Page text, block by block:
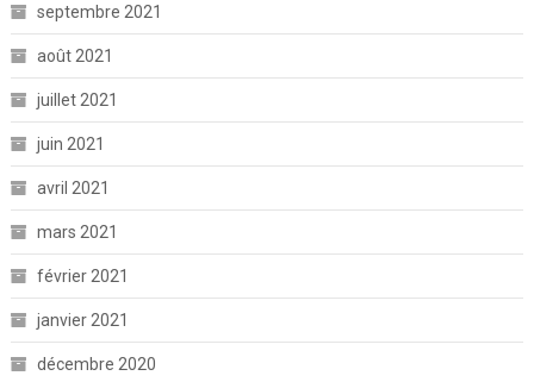
septembre 2021
août 2021
juillet 2021
juin 2021
avril 2021
mars 2021
février 2021
janvier 2021
décembre 2020